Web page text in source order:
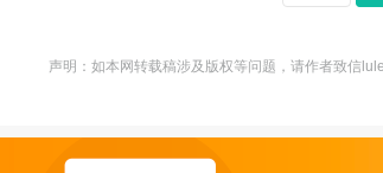
声明：如本网转载稿涉及版权等问题，请作者致信